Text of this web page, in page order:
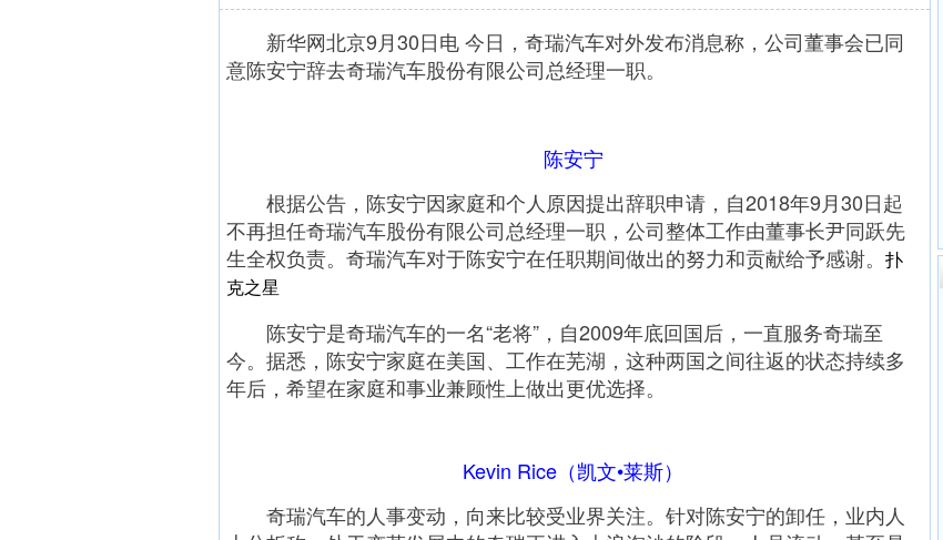
新华网北京9月30日电 今日，奇瑞汽车对外发布消息称，公司董事会已同
意陈安宁辞去奇瑞汽车股份有限公司总经理一职。
陈安宁
根据公告，陈安宁因家庭和个人原因提出辞职申请，自2018年9月30日起
不再担任奇瑞汽车股份有限公司总经理一职，公司整体工作由董事长尹同跃先
生全权负责。奇瑞汽车对于陈安宁在任职期间做出的努力和贡献给予感谢。
扑
克之星
陈安宁是奇瑞汽车的一名“老将”，自2009年底回国后，一直服务奇瑞至
今。据悉，陈安宁家庭在美国、工作在芜湖，这种两国之间往返的状态持续多
年后，希望在家庭和事业兼顾性上做出更优选择。
Kevin Rice（凯文•莱斯）
奇瑞汽车的人事变动，向来比较受业界关注。针对陈安宁的卸任，业内人